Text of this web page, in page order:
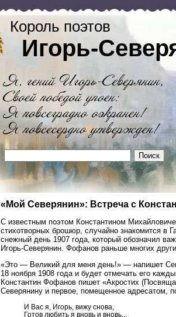
Король поэтов
Игорь-
«Мой Северянин»: Встреча с
С известным поэтом Константином
стихотворных брошюр, случайно знакомится в
снежный день 1907 года, который обозначил
Игорь-Северянин. Фофанов раньше многих
«Это — Великий для меня день!» — напишет
18 ноября 1908 года и будет отмечать его
Константин Фофанов пишет «Акростих
Северянину и первое, помещенное адресатом,
И Вас я, Игорь, вижу снова,
Готов любить я вновь и вновь...